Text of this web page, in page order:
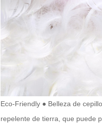
Eco-Friendly ● Belleza de
repelente de tierra, que puede